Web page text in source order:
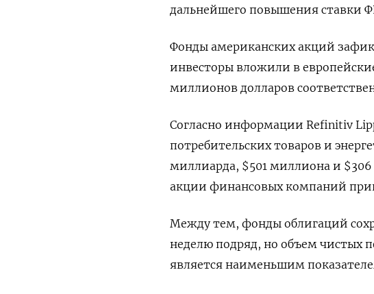
дальнейшего повышения ставки
Фонды американских акций
инвесторы вложили в
миллионов долларов
Согласно информации Refinitiv
потребительских товаров и
миллиарда, $501 миллиона и
акции финансовых компаний
Между тем, фонды облигаций
неделю подряд, но объем чистых
является наименьшим